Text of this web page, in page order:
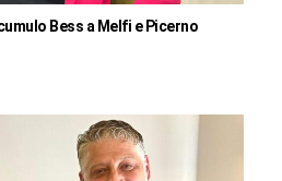
Bess a Melfi e Picerno